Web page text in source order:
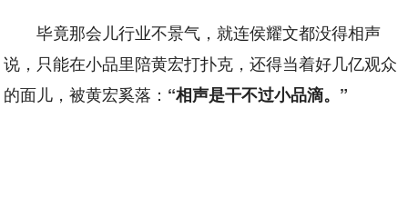
毕竟那会儿行业不景气，就连侯耀文都没得相声
说，只能在小品里陪黄宏打扑克，还得当着好几亿观众
的面儿，被黄宏奚落： “相声是干不过小品滴。”